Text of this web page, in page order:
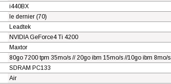
i440BX
le dernier (70)
Leadtek
NVIDIA GeForce4 Ti 4200
Maxtor
80go 7200 tpm 35mo/s // 20go ibm 15mo/s //10go ibm 8mo/s
SDRAM PC133
Air